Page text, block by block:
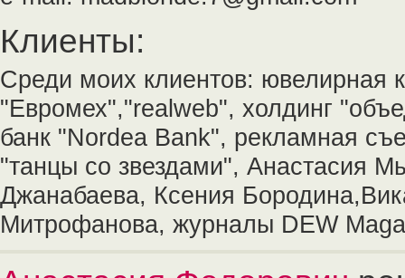
Клиенты:
Среди моих клиентов: ювелирная
"Евромех","realweb", холдинг
банк "Nordea Bank", рекламная
"танцы со звездами", Анастасия
Джанабаева, Ксения
Митрофанова, журналы DEW